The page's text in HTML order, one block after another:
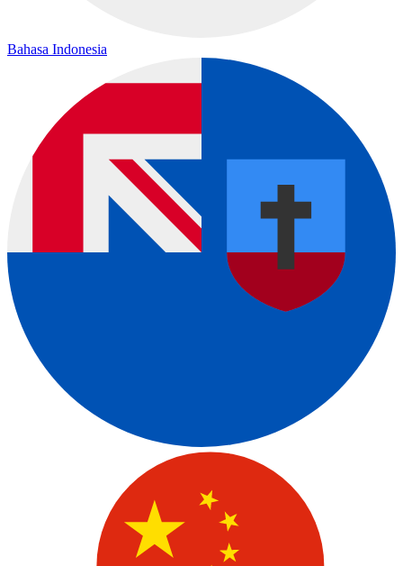
Bahasa Indonesia